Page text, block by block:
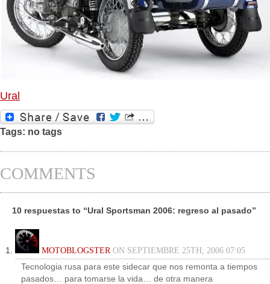
Ural
Tags: no tags
COMMENTS
10 respuestas to “Ural Sportsman 2006: regreso al pasado”
MOTOBLOGSTERON SEPTIEMBRE 25TH, 2006 07:05
Tecnologia rusa para este sidecar que nos remonta a tiempos
pasados… para tomarse la vida… de otra manera